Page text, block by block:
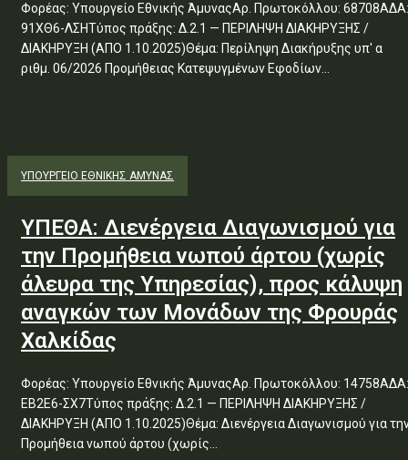
Φορέας: Υπουργείο Εθνικής ΆμυναςΑρ. Πρωτοκόλλου: 68708ΑΔΑ:
91ΧΘ6-ΛΣΗΤύπος πράξης: Δ.2.1 — ΠΕΡΙΛΗΨΗ ΔΙΑΚΗΡΥΞΗΣ /
ΔΙΑΚΗΡΥΞΗ (ΑΠΟ 1.10.2025)Θέμα: Περίληψη Διακήρυξης υπ' α
ριθμ. 06/2026 Προμήθειας Κατεψυγμένων Εφοδίων...
ΥΠΟΥΡΓΕΊΟ ΕΘΝΙΚΉΣ ΆΜΥΝΑΣ
ΥΠΕΘΑ: Διενέργεια Διαγωνισμού για
την Προμήθεια νωπού άρτου (χωρίς
άλευρα της Υπηρεσίας), προς κάλυψη
αναγκών των Μονάδων της Φρουράς
Χαλκίδας
Φορέας: Υπουργείο Εθνικής ΆμυναςΑρ. Πρωτοκόλλου: 14758ΑΔΑ:
ΕΒ2Ε6-ΣΧ7Τύπος πράξης: Δ.2.1 — ΠΕΡΙΛΗΨΗ ΔΙΑΚΗΡΥΞΗΣ /
ΔΙΑΚΗΡΥΞΗ (ΑΠΟ 1.10.2025)Θέμα: Διενέργεια Διαγωνισμού για την
Προμήθεια νωπού άρτου (χωρίς...